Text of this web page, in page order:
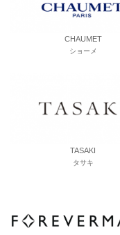
CHAUMET
ショーメ
TASAKI
タサキ